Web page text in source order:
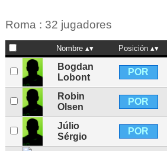
Roma : 32 jugadores
Nombre Posición
Bogdan
Lobont
POR
Robin
Olsen
POR
Júlio
Sérgio
POR